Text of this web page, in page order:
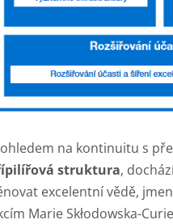
ohledem na kontinuitu s
struktura,
excelentní vědě,
Marie Skłodowska-